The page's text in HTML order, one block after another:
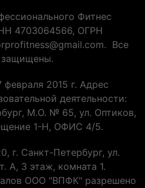
Фитнес
4703064566, ОГРН
Все
защищены.
февраля 2015 г. Адрес
деятельности:
М.О. № 65, ул. Оптиков,
1-Н, ОФИС 4/5.
г. Санкт-Петербург, ул.
А, 3 этаж, комната 1.
ООО "ВПФК" разрешено